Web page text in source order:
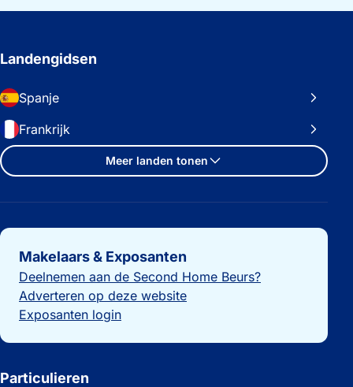
Landengidsen
Spanje
Frankrijk
Meer landen tonen
Belangrijke links
Makelaars & Exposanten
Deelnemen aan de Second Home Beurs?
Adverteren op deze website
Exposanten login
Particulieren